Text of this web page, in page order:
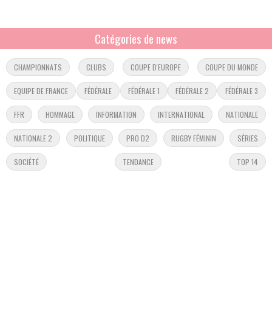
Catégories de news
CHAMPIONNATS CLUBS COUPE D'EUROPE COUPE DU MONDE
EQUIPE DE FRANCE FÉDÉRALE FÉDÉRALE 1 FÉDÉRALE 2 FÉDÉRALE 3
FFR HOMMAGE INFORMATION INTERNATIONAL NATIONALE
NATIONALE 2 POLITIQUE PRO D2 RUGBY FÉMININ SÉRIES
SOCIÉTÉ TENDANCE TOP 14